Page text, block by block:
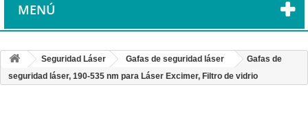
MENÚ
Seguridad Láser Gafas de seguridad láser
Gafas de
seguridad láser, 190-535 nm para Láser Excimer, Filtro de vidrio